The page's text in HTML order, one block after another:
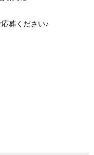
募ください♪